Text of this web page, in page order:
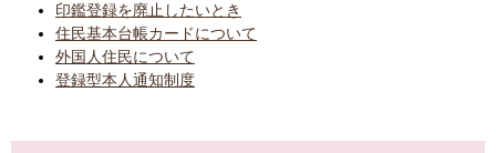
印鑑登録を廃止したいとき
住民基本台帳カードについて
外国人住民について
登録型本人通知制度